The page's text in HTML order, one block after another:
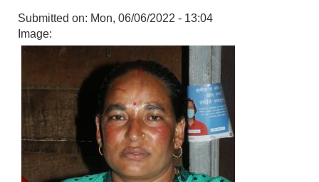
Submitted on: Mon, 06/06/2022 - 13:04
Image: